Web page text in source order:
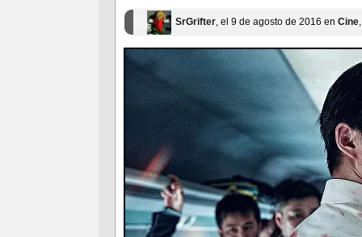
SrGrifter, el 9 de agosto de 2016 en Cine,